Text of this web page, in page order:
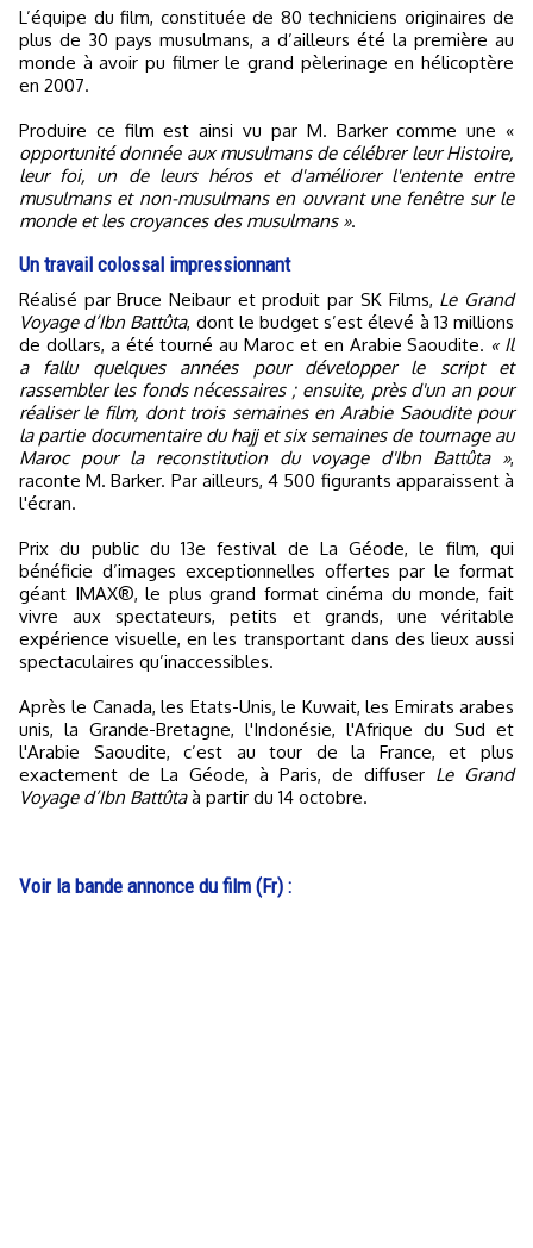
L’équipe du film, constituée de 80 techniciens originaires de
plus de 30 pays musulmans, a d’ailleurs été la première au
monde à avoir pu filmer le grand pèlerinage en hélicoptère
en 2007.
Produire ce film est ainsi vu par M. Barker comme une «
opportunité donnée aux musulmans de célébrer leur Histoire,
leur foi, un de leurs héros et d'améliorer l'entente entre
musulmans et non-musulmans en ouvrant une fenêtre sur le
monde et les croyances des musulmans ».
Un travail colossal impressionnant
Réalisé par Bruce Neibaur et produit par SK Films, Le Grand
Voyage d’Ibn Battûta, dont le budget s’est élevé à 13 millions
de dollars, a été tourné au Maroc et en Arabie Saoudite. « Il
a fallu quelques années pour développer le script et
rassembler les fonds nécessaires ; ensuite, près d'un an pour
réaliser le film, dont trois semaines en Arabie Saoudite pour
la partie documentaire du hajj et six semaines de tournage au
Maroc pour la reconstitution du voyage d'Ibn Battûta »,
raconte M. Barker. Par ailleurs, 4 500 figurants apparaissent à
l'écran.
Prix du public du 13e festival de La Géode, le film, qui
bénéficie d’images exceptionnelles offertes par le format
géant IMAX®, le plus grand format cinéma du monde, fait
vivre aux spectateurs, petits et grands, une véritable
expérience visuelle, en les transportant dans des lieux aussi
spectaculaires qu’inaccessibles.
Après le Canada, les Etats-Unis, le Kuwait, les Emirats arabes
unis, la Grande-Bretagne, l'Indonésie, l'Afrique du Sud et
l'Arabie Saoudite, c’est au tour de la France, et plus
exactement de La Géode, à Paris, de diffuser Le Grand
Voyage d’Ibn Battûtaà partir du 14 octobre.
Voir la bande annonce du film (Fr) :